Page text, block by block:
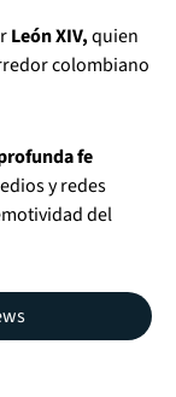
León XIV,quien
colombiano
fe
y redes
del